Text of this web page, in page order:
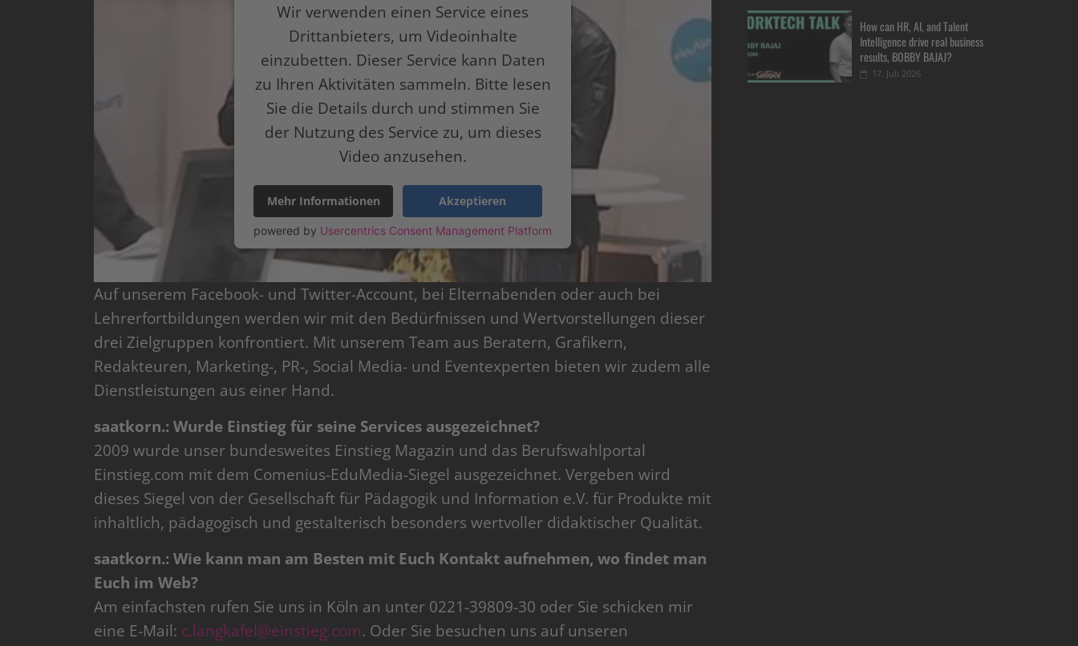
Wir verwenden einen Service eines
Drittanbieters, um Videoinhalte
einzubetten. Dieser Service kann Daten
zu Ihren Aktivitäten sammeln. Bitte lesen
Sie die Details durch und stimmen Sie
der Nutzung des Service zu, um dieses
Video anzusehen.
Mehr Informationen Akzeptieren
powered by Usercentrics Consent Management Platform
Auf unserem Facebook- und Twitter-Account, bei Elternabenden oder auch bei
Lehrerfortbildungen werden wir mit den Bedürfnissen und Wertvorstellungen dieser
drei Zielgruppen konfrontiert. Mit unserem Team aus Beratern, Grafikern,
Redakteuren, Marketing-, PR-, Social Media- und Eventexperten bieten wir zudem alle
Dienstleistungen aus einer Hand.
saatkorn.: Wurde Einstieg für seine Services ausgezeichnet?
2009 wurde unser bundesweites Einstieg Magazin und das Berufswahlportal
Einstieg.com mit dem Comenius-EduMedia-Siegel ausgezeichnet. Vergeben wird
dieses Siegel von der Gesellschaft für Pädagogik und Information e.V. für Produkte mit
inhaltlich, pädagogisch und gestalterisch besonders wertvoller didaktischer Qualität.
saatkorn.: Wie kann man am Besten mit Euch Kontakt aufnehmen, wo findet man
Euch im Web?
Am einfachsten rufen Sie uns in Köln an unter 0221-39809-30 oder Sie schicken mir
eine E-Mail: c.langkafel@einstieg.com. Oder Sie besuchen uns auf unseren
How can HR, AI, and Talent
Intelligence drive real business
results, BOBBY BAJAJ?
17. Juli 2026